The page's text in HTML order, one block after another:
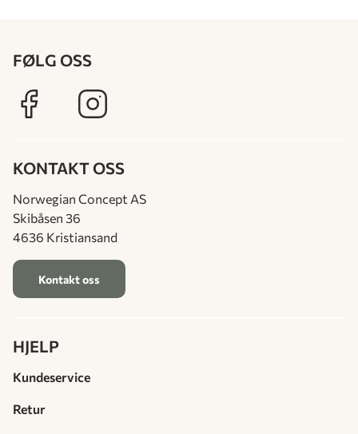
FØLG OSS
KONTAKT OSS
Norwegian Concept AS
Skibåsen 36
4636 Kristiansand
Kontakt oss
HJELP
Kundeservice
Retur